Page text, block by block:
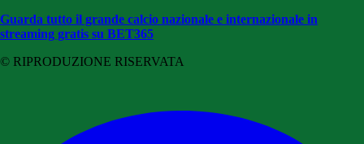
Guarda tutto il grande calcio nazionale e internazionale in
streaming gratis su BET365
© RIPRODUZIONE RISERVATA